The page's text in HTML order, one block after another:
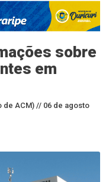
sobre
em
de ACM) // 06 de agosto